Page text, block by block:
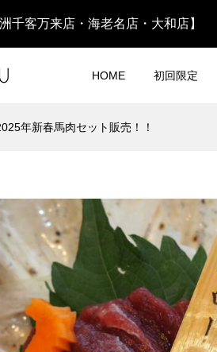
千客万来店・海老名店・大和店】
HOME 初回限定
¥2,268(税込)
お中元セット
¥10,800(税込)
年新春馬肉セット販売！！